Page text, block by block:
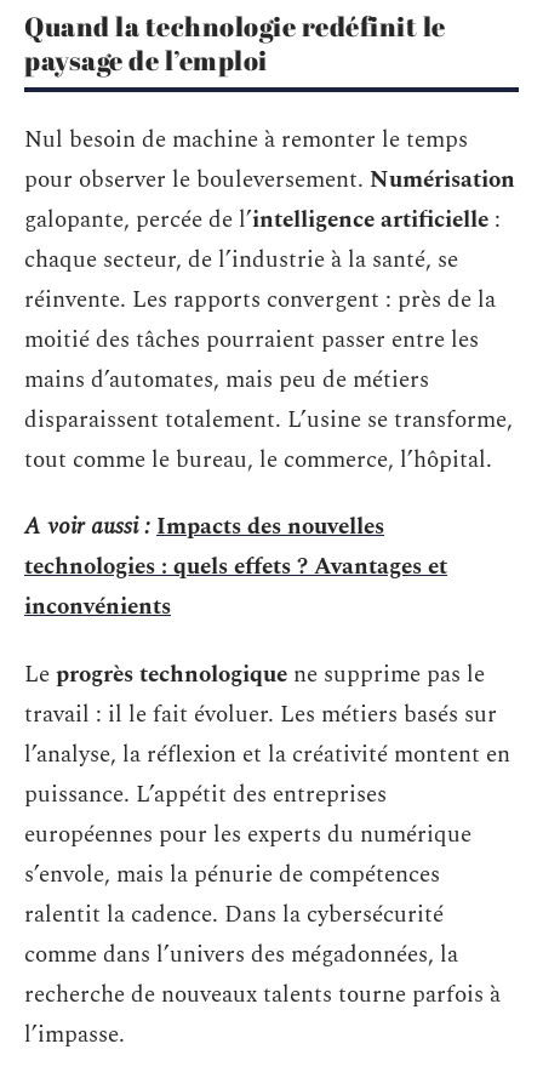
Quand la technologie redéfinit le
paysage de l’emploi
Nul besoin de machine à remonter le temps
pour observer le bouleversement. Numérisation
galopante, percée de l’intelligence artificielle :
chaque secteur, de l’industrie à la santé, se
réinvente. Les rapports convergent : près de la
moitié des tâches pourraient passer entre les
mains d’automates, mais peu de métiers
disparaissent totalement. L’usine se transforme,
tout comme le bureau, le commerce, l’hôpital.
A voir aussi :Impacts des nouvelles
technologies : quels effets ? Avantages et
inconvénients
Leprogrès technologique ne supprime pas le
travail : il le fait évoluer. Les métiers basés sur
l’analyse, la réflexion et la créativité montent en
puissance. L’appétit des entreprises
européennes pour les experts du numérique
s’envole, mais la pénurie de compétences
ralentit la cadence. Dans la cybersécurité
comme dans l’univers des mégadonnées, la
recherche de nouveaux talents tourne parfois à
l’impasse.